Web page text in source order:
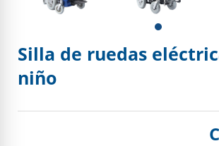
Silla de ruedas
niño